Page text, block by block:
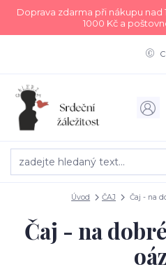
Doprava zdarma při nákupu nad
1000 Kč a
Úvod ČAJ Čaj - na
Čaj - na